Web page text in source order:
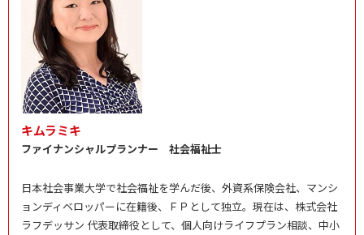
キムラミキ
ファイナンシャルプランナー 社会福祉士
日本社会事業大学で社会福祉を学んだ後、外資系保険会社、マンシ
ョンディベロッパーに在籍後、ＦＰとして独立。現在は、株式会社
ラフデッサン 代表取締役として、個人向けライフプラン相談、中小